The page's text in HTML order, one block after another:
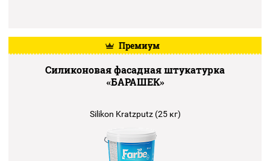
Премиум
Силиконовая фасадная штукатурка
«БАРАШЕК»
Silikon Kratzputz (25 кг)